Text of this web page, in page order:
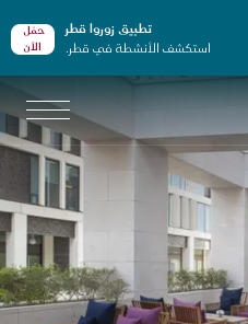
تطبيق زوروا قطر
استكشف الأنشطة في قطر.
حمّل
الأن